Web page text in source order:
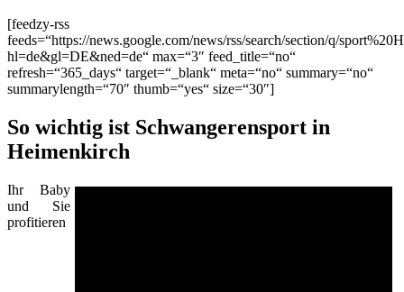
[feedzy-rss
feeds=“https://news.google.com/news/rss/search/section/q/
hl=de&gl=DE&ned=de“ max=“3″ feed_title=“no“
refresh=“365_days“ target=“_blank“ meta=“no“ summary=“no“
summarylength=“70″ thumb=“yes“ size=“30″]
So wichtig ist Schwangerensport in
Heimenkirch
Ihr Baby
und Sie
profitieren